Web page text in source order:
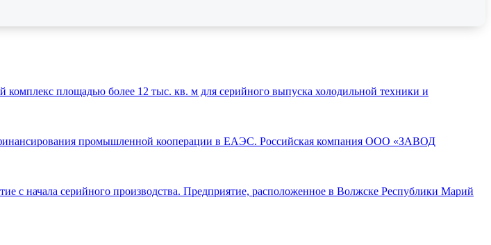
площадью более 12 тыс. кв. м для серийного выпуска холодильной техники и
финансирования промышленной кооперации в ЕАЭС. Российская компания ООО «ЗАВОД
с начала серийного производства. Предприятие, расположенное в Волжске Республики Марий